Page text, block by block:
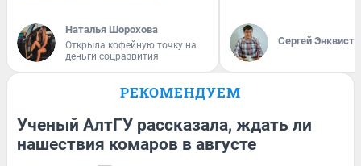
Наталья Шорохова
Открыла кофейную точку на
деньги соцразвития
Сергей Энквист
РЕКОМЕНДУЕМ
Ученый АлтГУ рассказала, ждать ли
нашествия комаров в августе